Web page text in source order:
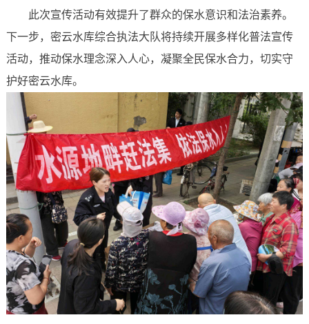
此次宣传活动有效提升了群众的保水意识和法治素养。
下一步，密云水库综合执法大队将持续开展多样化普法宣传
活动，推动保水理念深入人心，凝聚全民保水合力，切实守
护好密云水库。